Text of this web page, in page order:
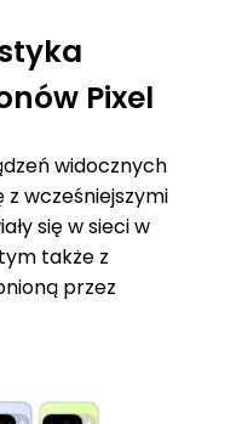
Pixel
widocznych
wcześniejszymi
się w sieci w
także z
przez